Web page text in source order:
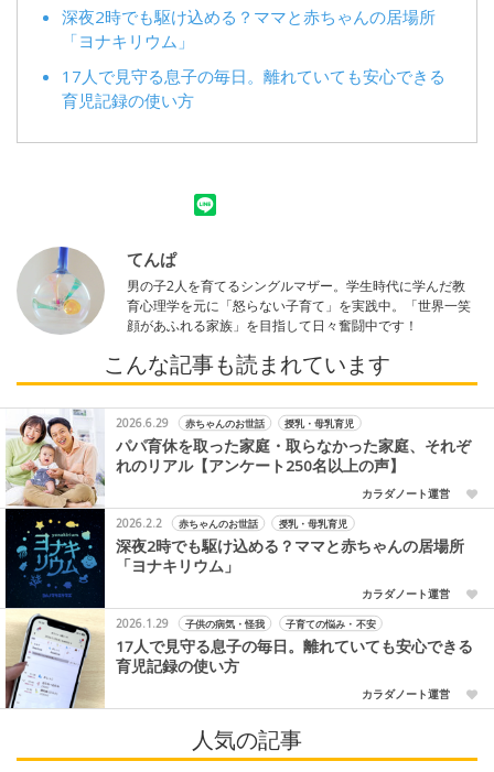
深夜2時でも駆け込める？ママと赤ちゃんの居場所
「ヨナキリウム」
17人で見守る息子の毎日。離れていても安心できる
育児記録の使い方
てんぱ
男の子2人を育てるシングルマザー。学生時代に学んだ教
育心理学を元に「怒らない子育て」を実践中。「世界一笑
顔があふれる家族」を目指して日々奮闘中です！
こんな記事も読まれています
2026.6.29 赤ちゃんのお世話 授乳・母乳育児
パパ育休を取った家庭・取らなかった家庭、それぞ
れのリアル【アンケート250名以上の声】
カラダノート運営
2026.2.2
赤ちゃんのお世話 授乳・母乳育児
深夜2時でも駆け込める？ママと赤ちゃんの居場所
「ヨナキリウム」
カラダノート運営
2026.1.29
子供の病気・怪我 子育ての悩み・不安
17人で見守る息子の毎日。離れていても安心できる
育児記録の使い方
カラダノート運営
人気の記事